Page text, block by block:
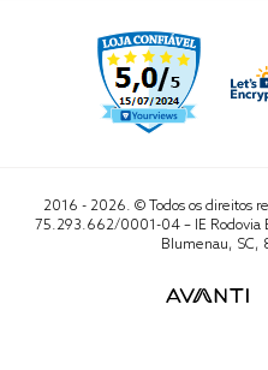
2016 - 2026. © Todos os direitos
75.293.662/0001-04 – IE Rodovia
Blumenau, SC,